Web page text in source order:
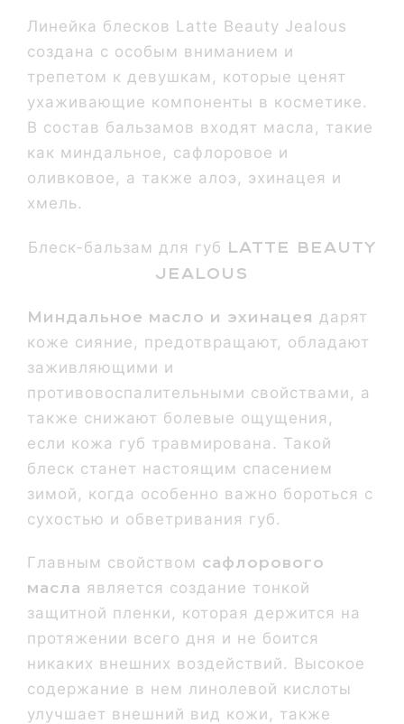
Линейка блесков Latte Beauty Jealous
создана с особым вниманием и
трепетом к девушкам, которые ценят
ухаживающие компоненты в косметике.
В состав бальзамов входят масла, такие
как миндальное, сафлоровое и
оливковое, а также алоэ, эхинацея и
хмель.
Блеск-бальзам для губ Latte Beauty
Jealous
Миндальное масло и эхинацея дарят
коже сияние, предотвращают, обладают
заживляющими и
противовоспалительными свойствами, а
также снижают болевые ощущения,
если кожа губ травмирована. Такой
блеск станет настоящим спасением
зимой, когда особенно важно бороться с
сухостью и обветривания губ.
Главным свойством сафлорового
масла является создание тонкой
защитной пленки, которая держится на
протяжении всего дня и не боится
никаких внешних воздействий. Высокое
содержание в нем линолевой кислоты
улучшает внешний вид кожи, также